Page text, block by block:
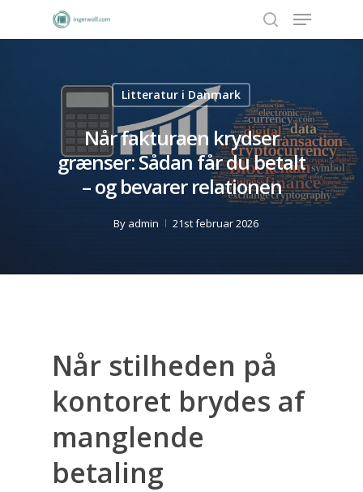
Hit enter to search or ESC to close
Litteratur i Danmark
Når fakturaen krydser
grænser: Sådan får du betalt
– og bevarer relationen
By admin 21st februar 2026
Når stilheden på
kontoret brydes af
manglende
betaling